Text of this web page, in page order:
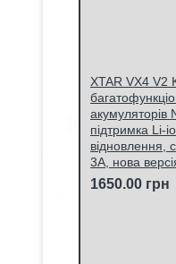
XTAR VX4 V2
акумуляторів
підтримка Li-
відновлення,
3A, нова
1650.00 грн